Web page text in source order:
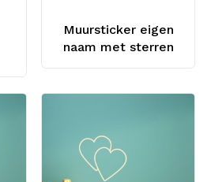
Muursticker eigen
naam met sterren